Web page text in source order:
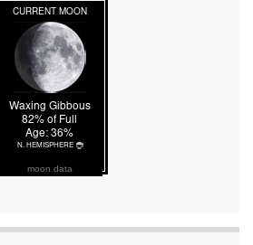
moon data